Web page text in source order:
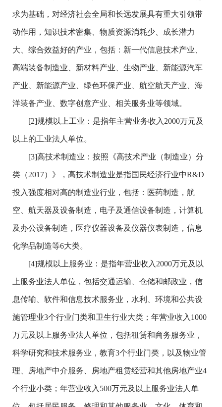
求为基础，对经济社会全局和长远发展具有重大引领带
动作用，知识技术密集、物质资源消耗少、成长潜力
大、综合效益好的产业，包括：新一代信息技术产业、
高端装备制造业、新材料产业、生物产业、新能源汽车
产业、新能源产业、绿色环保产业、航空航天产业、海
洋装备产业、数字创意产业、相关服务业等领域。
[2]规模以上工业：是指年主营业务收入2000万元及
以上的工业法人单位。
[3]高技术制造业：按照《高技术产业（制造业）分
类（2017）》，高技术制造业是指国民经济行业中R&D
投入强度相对高的制造业行业，包括：医药制造，航
空、航天器及设备制造，电子及通信设备制造，计算机
及办公设备制造，医疗仪器设备及仪器仪表制造，信息
化学品制造等6大类。
[4]规模以上服务业：是指年营业收入2000万元及以
上服务业法人单位，包括交通运输、仓储和邮政业，信
息传输、软件和信息技术服务业，水利、环境和公共设
施管理业3个行业门类和卫生行业大类；年营业收入1000
万元及以上服务业法人单位，包括租赁和商务服务业，
科学研究和技术服务业，教育3个行业门类，以及物业管
理、房地产中介服务、房地产租赁经营和其他房地产业4
个行业小类；年营业收入500万元及以上服务业法人单